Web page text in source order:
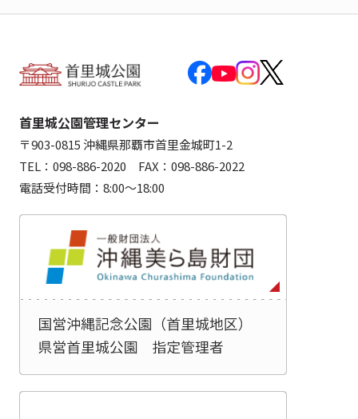
首里城公園管理センター
〒903-0815 沖縄県那覇市首里金城町1-2
TEL：098-886-2020 FAX：098-886-2022
電話受付時間：8:00～18:00